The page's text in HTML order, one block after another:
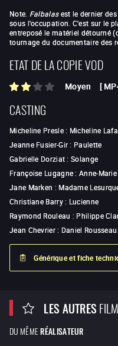
Note. Falbalasest le dernier
sous l'occupation. C'est sur le
entreposé le matériel détourné
tournage du documentaire des
ETAT DE LA COPIE VOD
Moyen [
CASTING
Micheline Presle: Micheline
Jeanne Fusier-Gir: Paulette
Gabrielle Dorziat:Solange
Françoise Lugagne:Anne-Marie
Jane Marken : Madame
Christiane Barry: Lucienne
Raymond Rouleau : Philippe
Jean Chevrier: Daniel Rousseau
Générique et fiche
LES AUTRES
DU MÊME RÉALISATEUR